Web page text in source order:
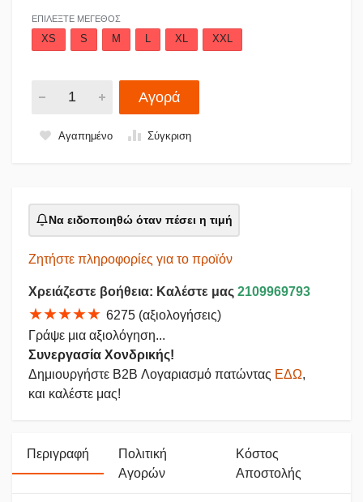
ΕΠΙΛΈΞΤΕ ΜΈΓΕΘΟΣ
XS S M L XL XXL
Αγορά
Αγαπημένο Σύγκριση
Να ειδοποιηθώ όταν πέσει η τιμή
Ζητήστε πληροφορίες για το προϊόν
Χρειάζεστε βοήθεια: Καλέστε μας 2109969793
★★★★★ 6275 (αξιολογήσεις)
Γράψε μια αξιολόγηση...
Συνεργασία Χονδρικής!
Δημιουργήστε B2B Λογαριασμό πατώντας ΕΔΩ,
και καλέστε μας!
Περιγραφή
Πολιτική
Αγορών
Κόστος
Αποστολής